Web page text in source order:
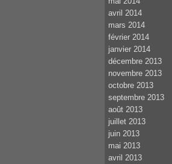
avril 2014
mars 2014
février 2014
janvier 2014
décembre 2013
novembre 2013
octobre 2013
septembre 2013
août 2013
juillet 2013
juin 2013
mai 2013
avril 2013